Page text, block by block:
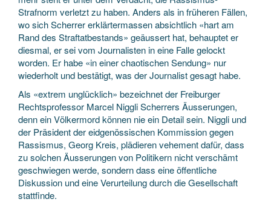
Strafnorm verletzt zu haben. Anders als in früheren Fällen,
wo sich Scherrer erklärtermassen absichtlich «hart am
Rand des Straftatbestands» geäussert hat, behauptet er
diesmal, er sei vom Journalisten in eine Falle gelockt
worden. Er habe «in einer chaotischen Sendung» nur
wiederholt und bestätigt, was der Journalist gesagt habe.
Als «extrem unglücklich» bezeichnet der Freiburger
Rechtsprofessor Marcel Niggli Scherrers Äusserungen,
denn ein Völkermord können nie ein Detail sein. Niggli und
der Präsident der eidgenössischen Kommission gegen
Rassismus, Georg Kreis, plädieren vehement dafür, dass
zu solchen Äusserungen von Politikern nicht verschämt
geschwiegen werde, sondern dass eine öffentliche
Diskussion und eine Verurteilung durch die Gesellschaft
stattfinde.